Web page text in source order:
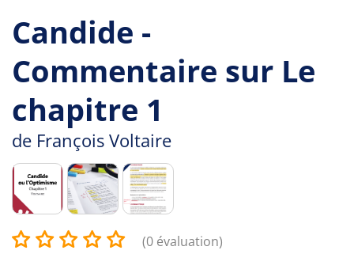
Candide -
Commentaire sur Le
chapitre 1
de François Voltaire
(0 évaluation)